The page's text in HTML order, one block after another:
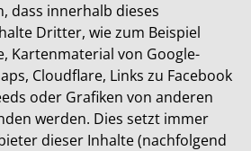
dass innerhalb dieses
Dritter, wie zum Beispiel
Kartenmaterial von Google-
Cloudflare, Links zu Facebook
oder Grafiken von anderen
werden. Dies setzt immer
dieser Inhalte (nachfolgend